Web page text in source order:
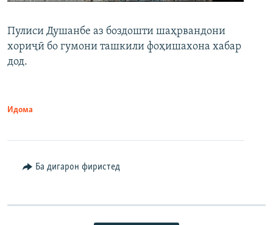
Пулиси Душанбе аз боздошти шаҳрвандони
хориҷӣ бо гумони ташкили фоҳишахона хабар
дод.
Идома
Ба дигарон фиристед